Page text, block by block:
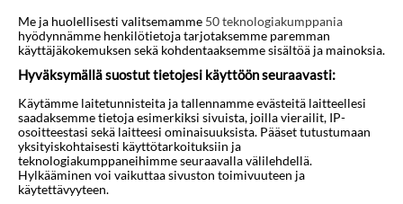
Voit saada lisää tuloksia poistamalla alla olevat
Mihin 1 sijainti
Mistä 1 sijainti
Alin tähtiluokitus 3 tähteä
Me ja huolellisesti valitsemamme 50 teknologiakumppania
hyödynnämme henkilötietoja tarjotaksemme paremman
käyttäjäkokemuksen sekä kohdentaaksemme sisältöä ja mainoksia.
Hyväksymällä suostut tietojesi käyttöön seuraavasti:
Käytämme laitetunnisteita ja tallennamme evästeitä laitteellesi
saadaksemme tietoja esimerkiksi sivuista, joilla vierailit, IP-
osoitteestasi sekä laitteesi ominaisuuksista. Pääset tutustumaan
yksityiskohtaisesti käyttötarkoituksiin ja
teknologiakumppaneihimme seuraavalla välilehdellä.
Hylkääminen voi vaikuttaa sivuston toimivuuteen ja
käytettävyyteen.